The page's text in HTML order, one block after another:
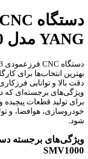
YANG مدل SMV1000
بهترین انتخاب‌ها برای
دقت بالا و توانایی
ویژگی‌های برجسته‌ای که
برای تولید قطعات پیچیده
خودروسازی، هوافضا، و
شود.
SMV1000